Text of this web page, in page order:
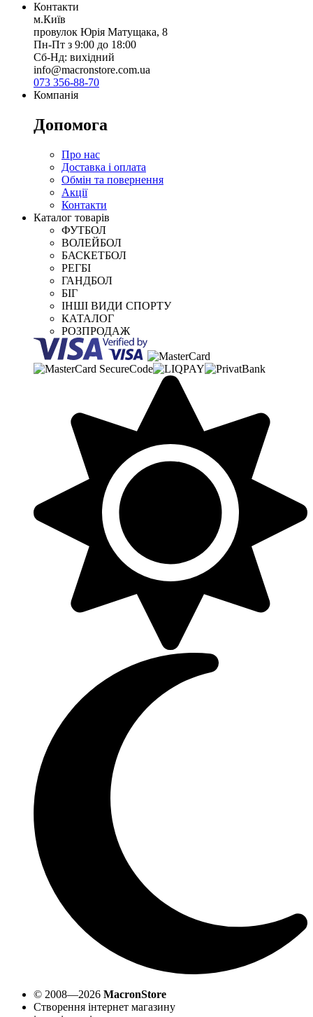
Контакти
м.Київ
провулок Юрія Матущака, 8
Пн-Пт з 9:00 до 18:00
Сб-Нд: вихідний
info@macronstore.com.ua
073 356-88-70
Компанія
Допомога
Про нас
Доставка і оплата
Обмін та повернення
Акції
Контакти
Каталог товарів
ФУТБОЛ
ВОЛЕЙБОЛ
БАСКЕТБОЛ
РЕГБІ
ГАНДБОЛ
БІГ
ІНШІ ВИДИ СПОРТУ
КАТАЛОГ
РОЗПРОДАЖ
© 2008—2026 MacronStore
Створення інтернет магазину